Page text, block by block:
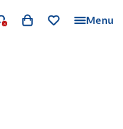
Menu